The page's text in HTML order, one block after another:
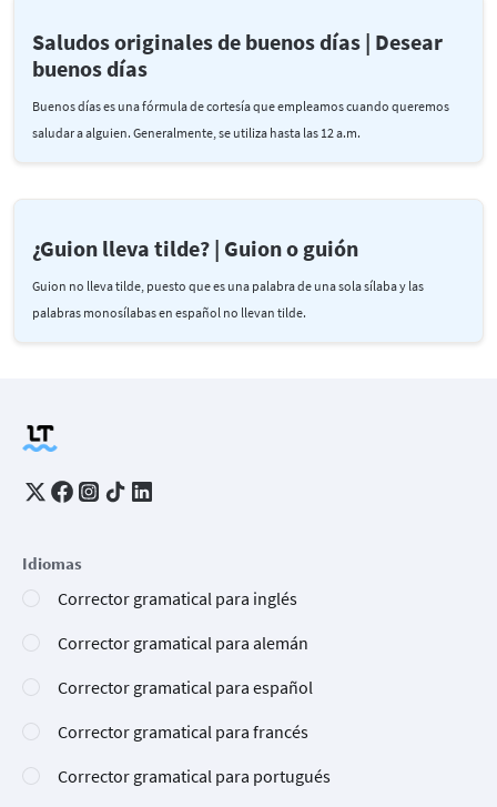
Saludos originales de buenos días | Desear
buenos días
Buenos días es una fórmula de cortesía que empleamos cuando queremos
saludar a alguien. Generalmente, se utiliza hasta las 12 a.m.
¿Guion lleva tilde? | Guion o guión
Guion no lleva tilde, puesto que es una palabra de una sola sílaba y las
palabras monosílabas en español no llevan tilde.
Idiomas
Corrector gramatical para inglés
Corrector gramatical para alemán
Corrector gramatical para español
Corrector gramatical para francés
Corrector gramatical para portugués